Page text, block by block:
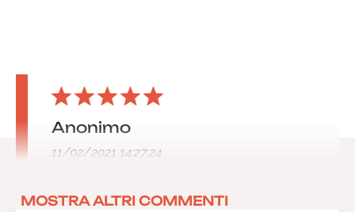
Anonimo
11/02/2021 14:27:24
MOSTRA ALTRI COMMENTI